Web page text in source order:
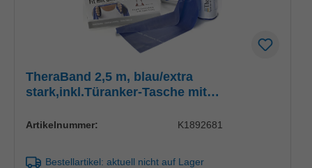
TheraBand 2,5 m, blau/extra
stark,inkl.Türanker-Tasche mit
Artikelnummer: K1892681
Bestellartikel: aktuell nicht auf Lager